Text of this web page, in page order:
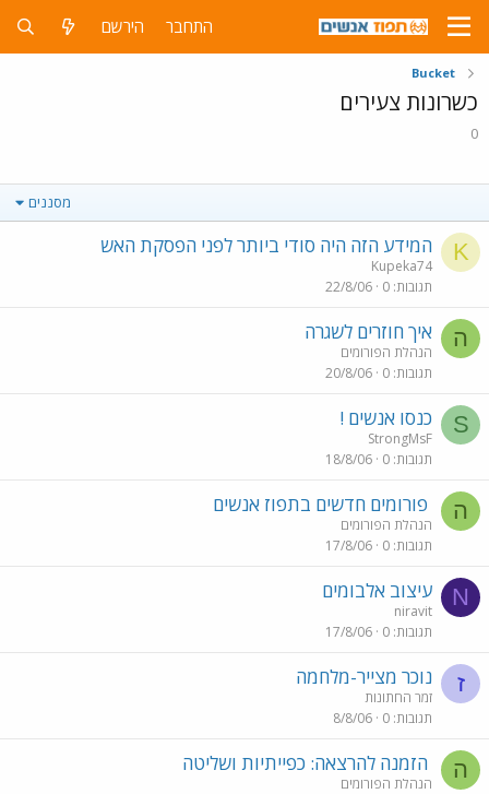
התחבר הירשם
Bucket
כשרונות צעירים
0
מסננים
K המידע הזה היה סודי ביותר לפני הפסקת האש
Kupeka74
תגובות 0
22/8/06
ה איך חוזרים לשגרה
הנהלת הפורומים
תגובות 0
20/8/06
S כנסו אנשים !
StrongMsF
תגובות 0
18/8/06
ה פורומים חדשים בתפוז אנשים
הנהלת הפורומים
תגובות 0
17/8/06
N עיצוב אלבומים
niravit
תגובות 0
17/8/06
ז נוכר מצייר-מלחמה
זמר החתונות
תגובות 0
8/8/06
ה הזמנה להרצאה: כפייתיות ושליטה
הנהלת הפורומים